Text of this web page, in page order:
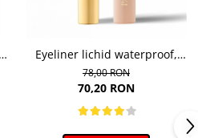
Eyeliner lichid waterproof,
nuanta 02 Brown
78,00 RON
70,20 RON